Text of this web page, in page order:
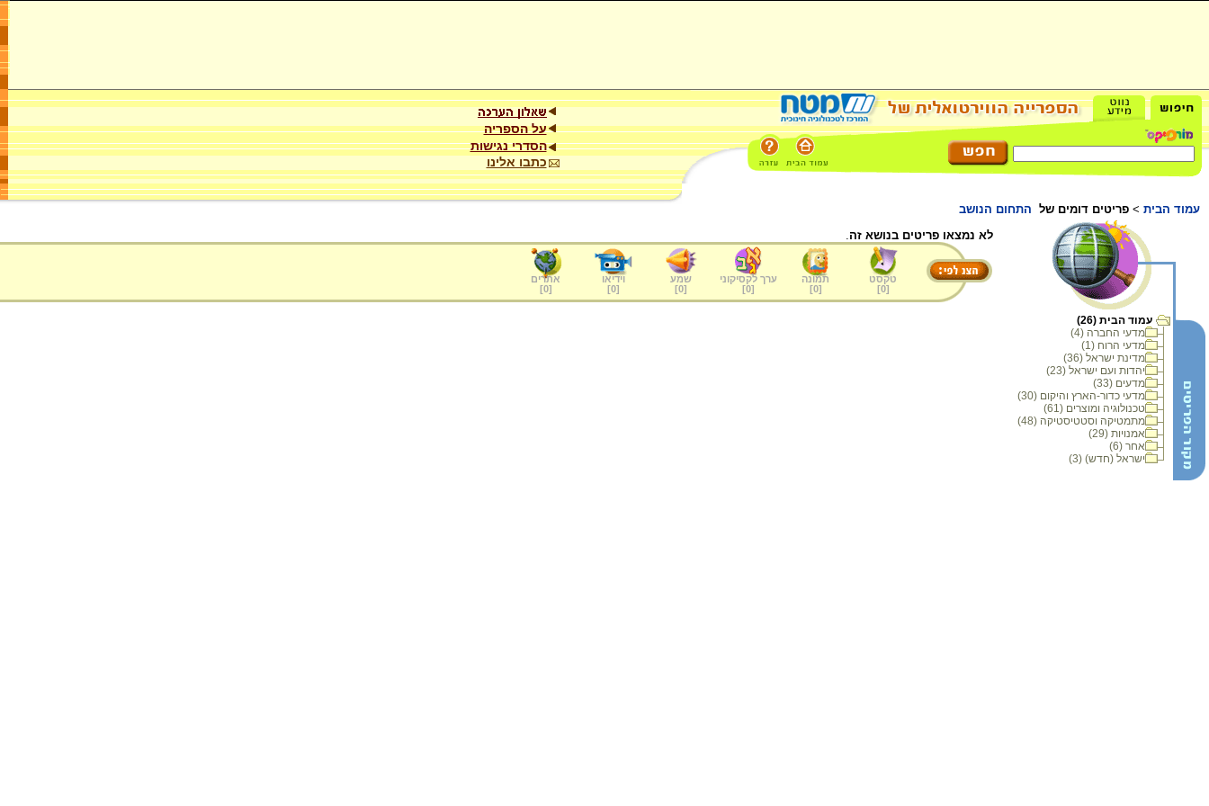
על הספריה
הסדרי נגישות
כתבו אלינו
עמוד הבית > פריטים דומים של התחום הנושב
עמוד הבית (26)
מדעי החברה (4)
מדעי הרוח (1)
מדינת ישראל (36)
יהדות ועם ישראל (23)
מדעים (33)
מדעי כדור-הארץ והיקום (30)
טכנולוגיה ומוצרים (61)
מתמטיקה וסטטיסטיקה (48)
אמנויות (29)
אחר (6)
ישראל (חדש) (3)
לא נמצאו פריטים בנושא זה.
טקסט
[
0
]
תמונה
[
0
]
ערך לקסיקוני
[
0
]
שמע
[
0
]
וידיאו
[
0
]
אתרים
[
0
]